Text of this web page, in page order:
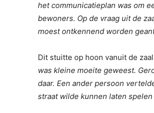
het communicatieplan was om
bewoners. Op de vraag uit de
moest ontkennend worden
Dit stuitte op hoon vanuit de
was kleine moeite geweest.
daar. Een ander persoon
straat wilde kunnen laten